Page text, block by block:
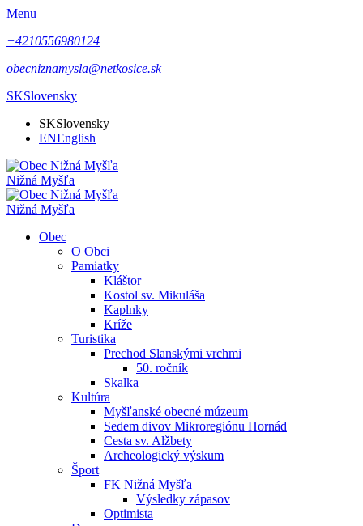
Menu
+4210556980124
obecniznamysla@netkosice.sk
SKSlovensky
SKSlovensky
ENEnglish
Nižná Myšľa
Nižná Myšľa
Obec
O Obci
Pamiatky
Kláštor
Kostol sv. Mikuláša
Kaplnky
Kríže
Turistika
Prechod Slanskými vrchmi
50. ročník
Skalka
Kultúra
Myšľanské obecné múzeum
Sedem divov Mikroregiónu Hornád
Cesta sv. Alžbety
Archeologický výskum
Šport
FK Nižná Myšľa
Výsledky zápasov
Optimista